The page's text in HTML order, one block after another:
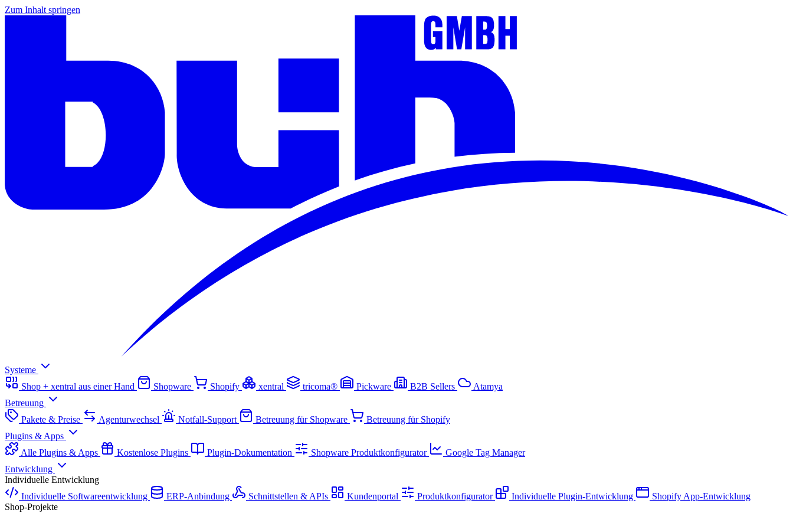
Zum Inhalt springen
Systeme
Shop + xentral aus einer Hand
Shopware Shopify xentral tricoma® Pickware B2B Sellers
Atamya
Betreuung
Pakete & Preise
Agenturwechsel Notfall-Support Betreuung für Shopware
Betreuung für Shopify
Plugins & Apps
Alle Plugins & Apps
Kostenlose Plugins Plugin-Dokumentation Shopware Produktkonfigurator
Google Tag Manager
Entwicklung
Individuelle Entwicklung
Individuelle Softwareentwicklung
ERP-Anbindung Schnittstellen & APIs Kundenportal Produktkonfigurator Individuelle Plugin-Entwicklung
Shopify App-Entwicklung
Shop-Projekte